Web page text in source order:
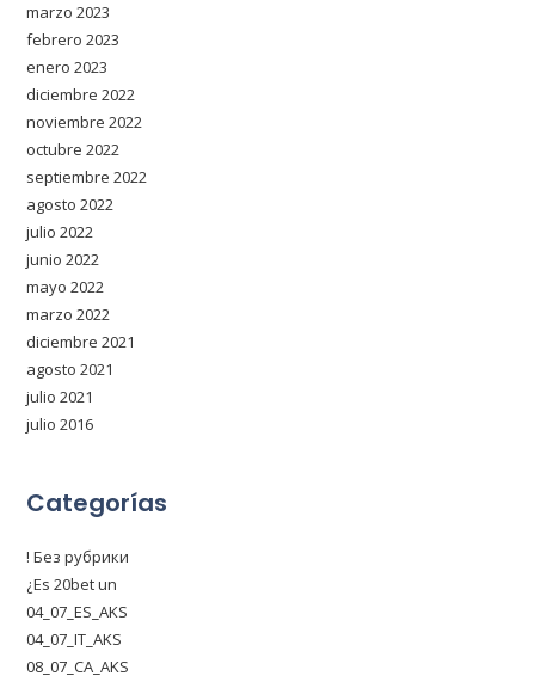
marzo 2023
febrero 2023
enero 2023
diciembre 2022
noviembre 2022
octubre 2022
septiembre 2022
agosto 2022
julio 2022
junio 2022
mayo 2022
marzo 2022
diciembre 2021
agosto 2021
julio 2021
julio 2016
Categorías
! Без рубрики
¿Es 20bet un
04_07_ES_AKS
04_07_IT_AKS
08_07_CA_AKS